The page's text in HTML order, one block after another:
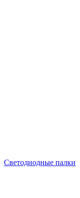
Светодиодные палки